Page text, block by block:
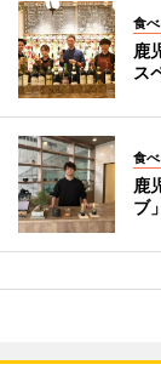
食
鹿
ス
食
鹿
ブ